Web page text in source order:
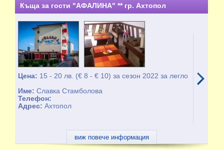
Къща за гости "АФАЛИНА" ** гр. Ахтопол
Цена: 15 - 20 лв. (€ 8 - € 10) за сезон 2022 за легло
Име:Славка Стамболова
Телефон:
Адрес:Ахтопол
виж повече информация